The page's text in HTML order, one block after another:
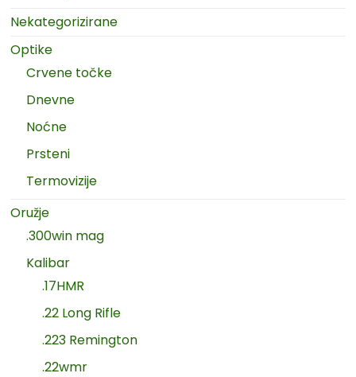
Nekategorizirane
Optike
Crvene točke
Dnevne
Noćne
Prsteni
Termovizije
Oružje
.300win mag
Kalibar
.17HMR
.22 Long Rifle
.223 Remington
.22wmr